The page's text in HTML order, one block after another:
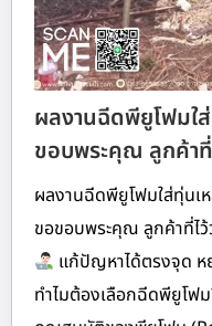
ผลงานฉีดพียูโฟมใ
ขอบพระคุณ ลูกค้าที่
ผลงานฉีดพียูโฟมใส่ทุ่นเ
ขอขอบพระคุณ ลูกค้าที่ไว้
แก้ปัญหาได้ตรงจุด
ทำไมต้องเลือกฉีดพียูโฟม